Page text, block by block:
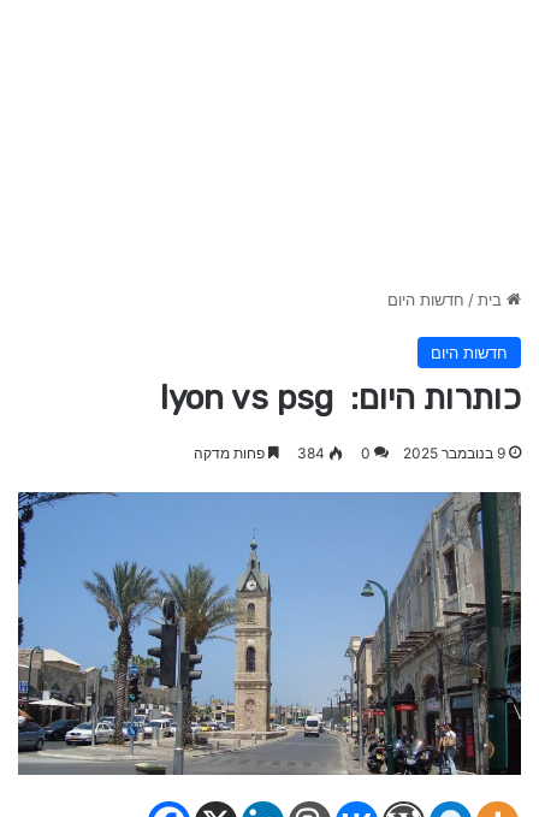
בית/ חדשות היום
חדשות היום
כותרות היום: lyon vs psg
9 בנובמבר 2025 0
384 פחות מדקה